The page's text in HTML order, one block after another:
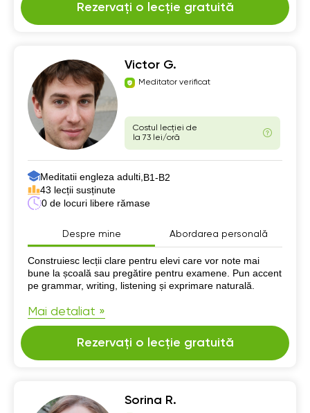
Rezervați o lecție gratuită
Victor G.
Meditator verificat
Costul lecției de
la 73 lei/oră
Meditatii engleza adulti, B1-B2
43 lecții susținute
0 de locuri libere rămase
Despre mine Abordarea personală
Despre mine
Construiesc lecții clare pentru elevi care vor note mai
bune la școală sau pregătire pentru examene. Pun accent
pe grammar, writing, listening și exprimare naturală.
Mai detaliat »
Rezervați o lecție gratuită
Sorina R.